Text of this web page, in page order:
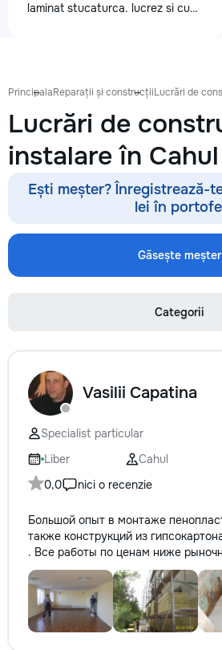
laminat stucaturca. lucrez si cu
PrincipalaReparații și construcțiiLucrări de
Lucrări de
instalare în Cahul
Ești meșter? Înregistrează-
lei în
Găsește meșter
Categorii
Vasilii Capatina
Specialist particular
Liber
Cahul
0,0
nici o recenzie
Большой опыт в монтаже
также конструкций из
. Все работы по ценам ниже